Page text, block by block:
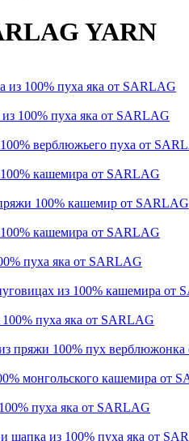
YARN
из 100% пуха яка от SARLAG
100% пуха яка от SARLAG
верблюжьего пуха от
кашемира от SARLAG
100% кашемир от SARLAG
кашемира от SARLAG
пуха яка от SARLAG
из 100% кашемира от
пуха яка от SARLAG
пряжи 100% пух
монгольского кашемира от
пуха яка от SARLAG
шапка из 100% пуха яка от